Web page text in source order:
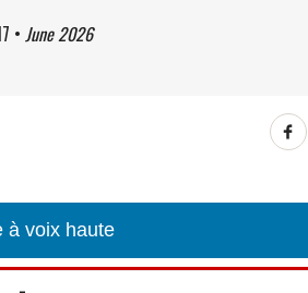
• June 2026
à voix haute